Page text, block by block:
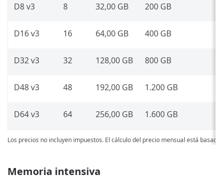
D8 v3 8 32,00 GB 200 GB
D16 v3 16 64,00 GB 400 GB
D32 v3 32 128,00 GB 800 GB
D48 v3 48 192,00 GB 1.200 GB
D64 v3 64 256,00 GB 1.600 GB
Los precios no incluyen impuestos. El cálculo del precio mensual está
Memoria intensiva